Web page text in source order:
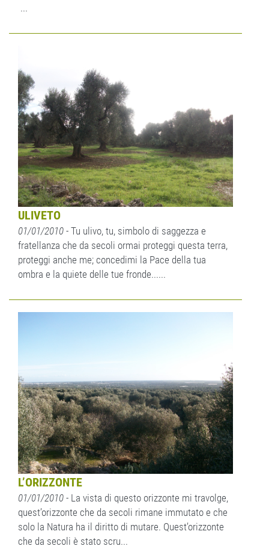
...
ULIVETO
01/01/2010 - Tu ulivo, tu, simbolo di saggezza e
fratellanza che da secoli ormai proteggi questa terra,
proteggi anche me; concedimi la Pace della tua
ombra e la quiete delle tue fronde......
L’ORIZZONTE
01/01/2010 - La vista di questo orizzonte mi travolge,
quest’orizzonte che da secoli rimane immutato e che
solo la Natura ha il diritto di mutare. Quest’orizzonte
che da secoli è stato scru...